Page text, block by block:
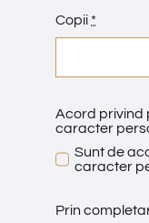
Copii *
Acord privind
caracter
Sunt de
caracter
Prin